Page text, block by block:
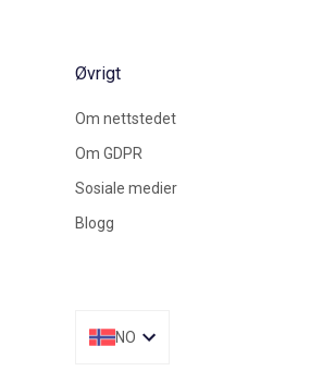
Øvrigt
Om nettstedet
Om GDPR
Sosiale medier
Blogg
NO